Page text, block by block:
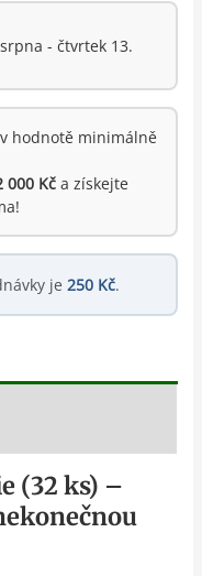
- čtvrtek 13.
hodnotě minimálně
000 Kča získejte
je 250 Kč.
(32 ks) –